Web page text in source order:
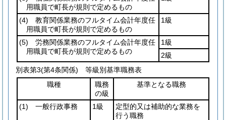
用職員で町長が規則で定めるもの
(4) 教育関係業務のフルタイム会計年度任
用職員で町長が規則で定めるもの
1級
(5) 労務関係業務のフルタイム会計年度任
用職員で町長が規則で定めるもの
1級
2級
別表第3(第4条関係) 等級別基準職務表
職種
職務
の級
基準となる職務
(1) 一般行政事務 1級
定型的又は補助的な業務を
行う職務